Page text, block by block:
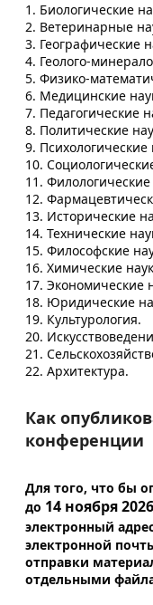
1. Биологические
2. Ветеринарные
3. Географические
4. Геолого-
5. Физико-
6. Медицинские
7. Педагогические
8. Политические
9. Психологические
10.
11. Филологические
12.
13. Исторические
14. Технические
15. Философские
16. Химические
17. Экономические
18. Юридические
19. Культурология.
20.
21.
22. Архитектура.
Как
конференции
Для того, что бы
до 14 ноября
электронный
электронной
отправки
отдельными